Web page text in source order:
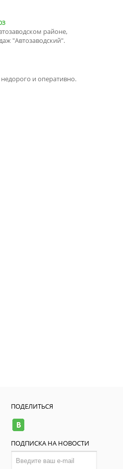
районе,
"Автозаводский".
и оперативно.
ПОДЕЛИТЬСЯ
ПОДПИСКА НА НОВОСТИ